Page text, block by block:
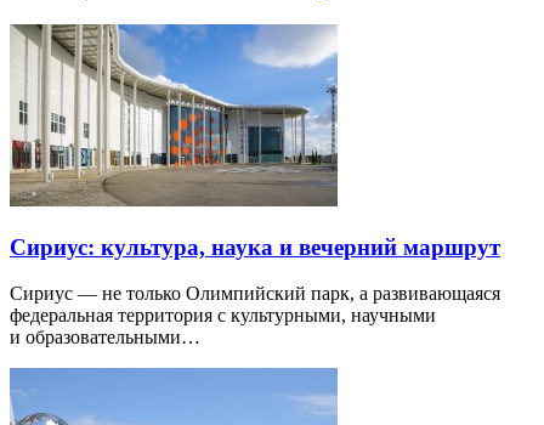
Сириус: культура, наука и вечерний маршрут
Сириус — не только Олимпийский парк, а развивающаяся
федеральная территория с культурными, научными
и образовательными…